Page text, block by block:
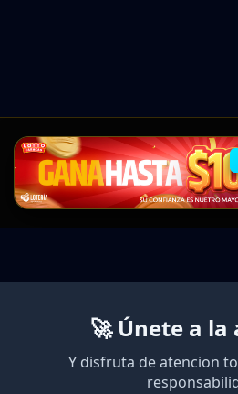
🚀 Únete a la
Y disfruta de atencion